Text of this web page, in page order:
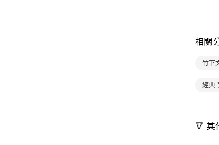
相關
竹下
經典
🔻 其